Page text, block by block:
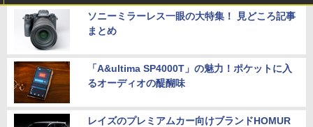
ソニーミラーレス一眼の大特集！ 見どころ記事
まとめ
「A&ultima SP4000T」の魅力！ポケットに入
るオーディオの醍醐味
レイズのプレミアムカー向けブランドHOMUR